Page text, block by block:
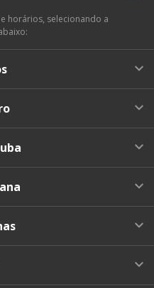
horários, selecionando a